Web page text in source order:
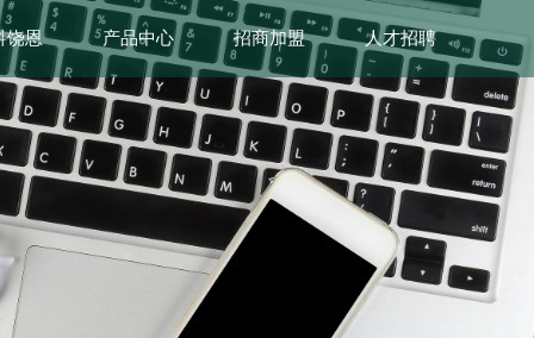
饶恩 产品中心 招商加盟 人才招聘